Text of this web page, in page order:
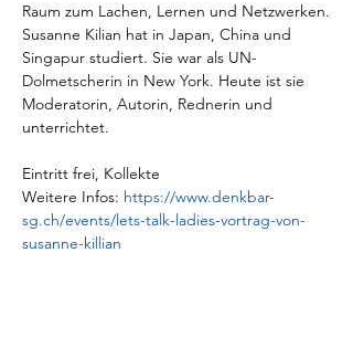
Raum zum Lachen, Lernen und Netzwerken.
Susanne Kilian hat in Japan, China und
Singapur studiert. Sie war als UN-
Dolmetscherin in New York. Heute ist sie
Moderatorin, Autorin, Rednerin und
unterrichtet.
Eintritt frei, Kollekte
Weitere Infos: https://www.denkbar-
sg.ch/events/lets-talk-ladies-vortrag-von-
susanne-killian